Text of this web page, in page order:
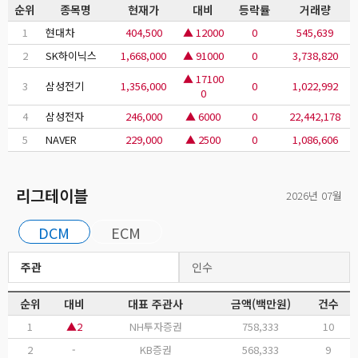
순위 종목명 현재가 대비 등락률 거래량
1 현대차 404,500 ▲ 12000 0
545,639
2
SK하이닉스 1,668,000 ▲ 91000 0
3,738,820
3
삼성전기 1,356,000
▲ 17100
0
0
1,022,992
4
삼성전자 246,000 ▲ 6000 0
22,442,178
5
NAVER 229,000 ▲ 2500 0 1,086,606
리그테이블 2026년 07월
DCM ECM
주관 인수
순위 대비 대표 주관사 금액(백만원) 건수
1 ▲2 NH투자증권 758,333
10
2
- KB증권 568,333
9